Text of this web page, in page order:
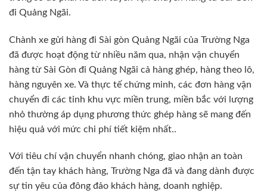
đi Quảng Ngãi.
Chành xe gửi hàng đi Sài gòn Quảng Ngãi của Trường Nga
đã được hoạt động từ nhiều năm qua, nhận vận chuyển
hàng từ Sài Gòn đi Quảng Ngãi cả hàng ghép, hàng theo lô,
hàng nguyên xe. Và thực tế chứng minh, các đơn hàng vận
chuyển đi các tỉnh khu vực miền trung, miền bắc với lượng
nhỏ thường áp dụng phương thức ghép hàng sẽ mang đến
hiệu quả với mức chi phí tiết kiệm nhất..
Với tiêu chí vận chuyển nhanh chóng, giao nhận an toàn
đến tận tay khách hàng, Trường Nga đã và đang dành được
sự tin yêu của đông đảo khách hàng, doanh nghiệp.